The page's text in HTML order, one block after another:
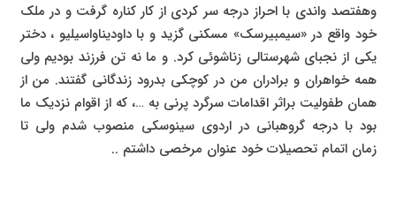
وهفتصد واندی با احراز درجه سر کردی از کار کناره گرفت و در ملک
خود واقع در «سیمبیرسک» مسکنی گزید و با داودیناواسیلیو ، دختر
یکی از نجبای شهرستالی زناشوئی کرد. و ما نه تن فرزند بودیم ولی
همه خواهران و برادران من در کوچکی بدرود زندگانی گفتند. من از
همان طفولیت براثر اقدامات سرگرد پرنی به …، که از اقوام نزدیک ما
بود با درجه گروهبانی در اردوی سینوسکی منصوب شدم ولی تا
زمان اتمام تحصیلات خود عنوان مرخصی داشتم ..